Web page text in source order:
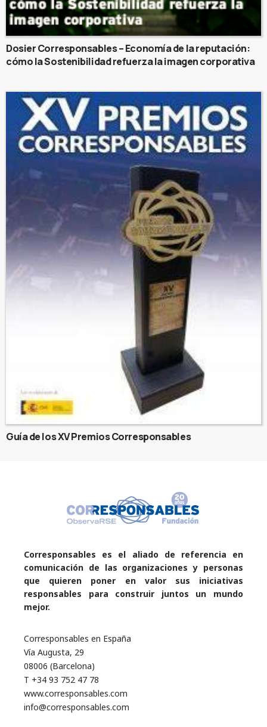
Dosier Corresponsables – Economía de la reputación:
cómo la Sostenibilidad refuerza la imagen corporativa
Guía de los XV Premios Corresponsables
Corresponsables es el aliado de referencia en
comunicación de las organizaciones y personas
que quieren poner en valor sus iniciativas
responsables para construir juntos un mundo
mejor.
Corresponsables en España
Vía Augusta, 29
08006 (Barcelona)
T +34 93 752 47 78
www.corresponsables.com
info@corresponsables.com